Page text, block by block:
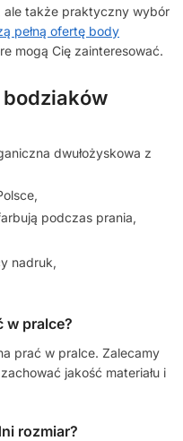
także praktyczny wybór
pełną ofertę body
mogą Cię zainteresować.
dwułożyskowa z
podczas prania,
nadruk,
w pralce?
prać w pralce. Zalecamy
jakość materiału i
rozmiar?